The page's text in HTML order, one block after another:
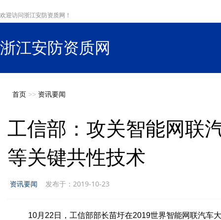
欢迎访问浙江安防资质网！
浙江安防资质网
首页 >> 资讯要闻
工信部：攻关智能网联
等关键共性技术
资讯要闻 发布于：2019-10-23
10月22日，工信部部长苗圩在2019世界智能网联汽车